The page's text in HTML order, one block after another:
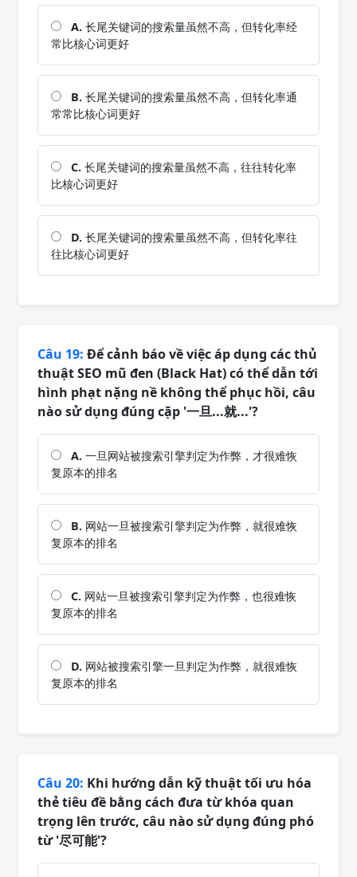
A. 长尾关键词的搜索量虽然不高，但转化率经
常比核心词更好
B. 长尾关键词的搜索量虽然不高，但转化率通
常常比核心词更好
C. 长尾关键词的搜索量虽然不高，往往转化率
比核心词更好
D. 长尾关键词的搜索量虽然不高，但转化率往
往比核心词更好
Câu 19: Để cảnh báo về việc áp dụng các thủ
thuật SEO mũ đen (Black Hat) có thể dẫn tới
hình phạt nặng nề không thể phục hồi, câu
nào sử dụng đúng cặp '一旦...就...'?
A. 一旦网站被搜索引擎判定为作弊，才很难恢
复原本的排名
B. 网站一旦被搜索引擎判定为作弊，就很难恢
复原本的排名
C. 网站一旦被搜索引擎判定为作弊，也很难恢
复原本的排名
D. 网站被搜索引擎一旦判定为作弊，就很难恢
复原本的排名
Câu 20: Khi hướng dẫn kỹ thuật tối ưu hóa
thẻ tiêu đề bằng cách đưa từ khóa quan
trọng lên trước, câu nào sử dụng đúng phó
từ '尽可能'?